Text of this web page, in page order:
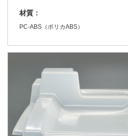
材質：
PC-ABS（ポリカABS）